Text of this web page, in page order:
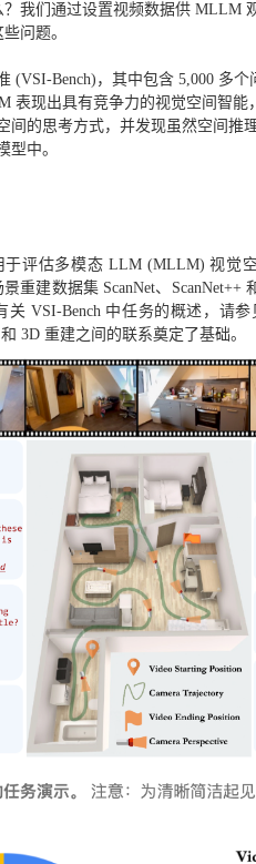
我们通过设置视频数据供 MLLM
问题。
(VSI-Bench)，其中包含 5,000 多
表现出具有竞争力的视觉空间智
间的思考方式，并发现虽然空间
型中。
于评估多模态 LLM (MLLM) 视觉
重建数据集 ScanNet、ScanNet++
VSI-Bench 中任务的概述，请
3D 重建之间的联系奠定了基础。